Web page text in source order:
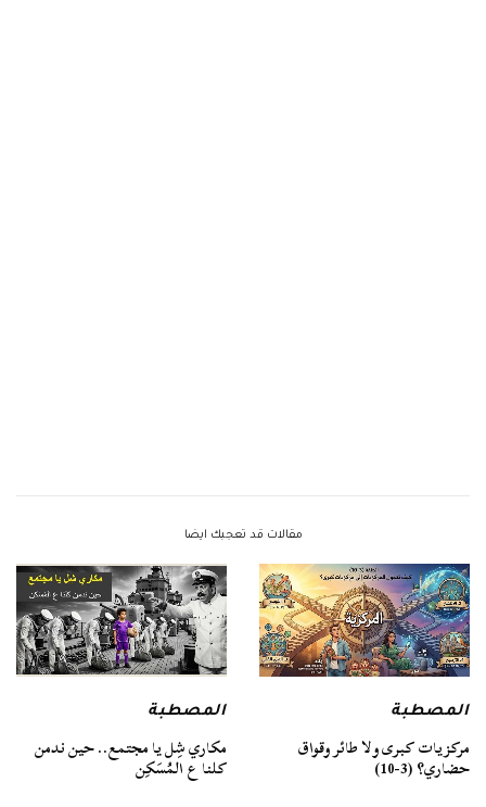
مقالات قد تعجبك ايضا
المصطبة
مركزيات كبرى ولا طائر وقواق
حضاري؟ (3-10)
المصطبة
مكاري شِل يا مجتمع.. حين ندمن
كلنا ع المُسَكِن